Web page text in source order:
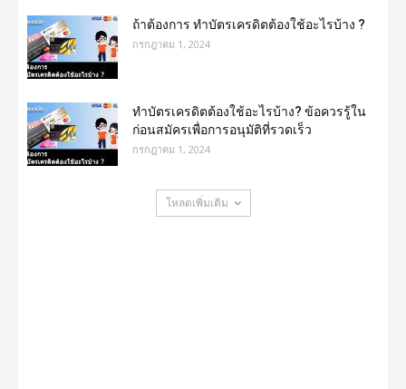
ถ้าต้องการ ทําบัตรเครดิตต้องใช้อะไรบ้าง ?
กรกฎาคม 1, 2024
ทําบัตรเครดิตต้องใช้อะไรบ้าง? ข้อควรรู้ใน
ก่อนสมัครเพื่อการอนุมัติที่รวดเร็ว
กรกฎาคม 1, 2024
โหลดเพิ่มเติม